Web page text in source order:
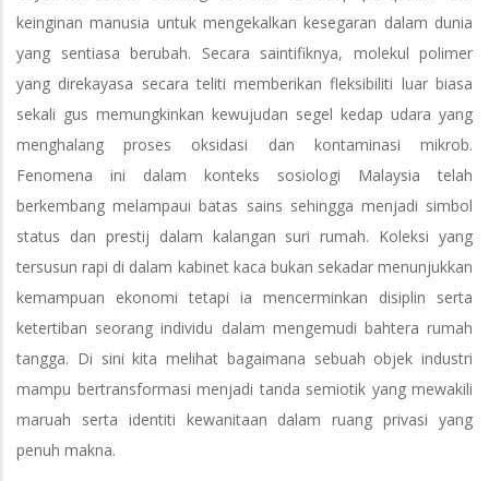
keinginan manusia untuk mengekalkan kesegaran dalam dunia
yang sentiasa berubah. Secara saintifiknya, molekul polimer
yang direkayasa secara teliti memberikan fleksibiliti luar biasa
sekali gus memungkinkan kewujudan segel kedap udara yang
menghalang proses oksidasi dan kontaminasi mikrob.
Fenomena ini dalam konteks sosiologi Malaysia telah
berkembang melampaui batas sains sehingga menjadi simbol
status dan prestij dalam kalangan suri rumah. Koleksi yang
tersusun rapi di dalam kabinet kaca bukan sekadar menunjukkan
kemampuan ekonomi tetapi ia mencerminkan disiplin serta
ketertiban seorang individu dalam mengemudi bahtera rumah
tangga. Di sini kita melihat bagaimana sebuah objek industri
mampu bertransformasi menjadi tanda semiotik yang mewakili
maruah serta identiti kewanitaan dalam ruang privasi yang
penuh makna.